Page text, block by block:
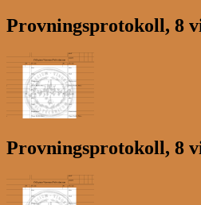
Provningsprotokoll, 8
Provningsprotokoll, 8